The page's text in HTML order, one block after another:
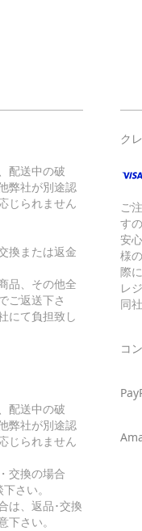
配送中の破
弊社が別途認
じられません
換または返金
品、その他全
ご返送下さ
にて負担致し
配送中の破
弊社が別途認
じられません
交換の場合
さい。
は、返品･交換
さい。
ク
ご
す
安
様
際
レ
同
コ